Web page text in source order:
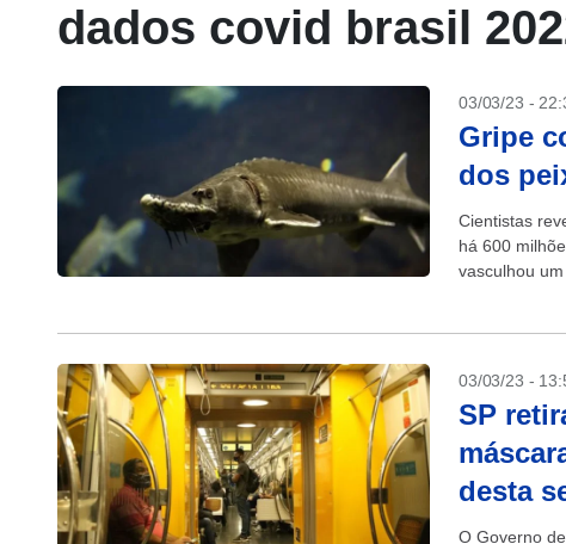
dados covid brasil
03/03/23 -
Gripe
dos
Cientistas
há 600
vasculhou
03/03/23 -
SP
desta
O Governo